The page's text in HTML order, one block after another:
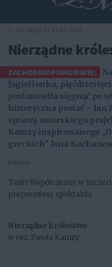
Nierządne
ZACHODNIOPOMORSKIE:
Jagiellonka,
postanowiła sięgnąć po
historyczna postać – Jan
sprawą autorskiego
Kamzy inspirowanego
greckich” Jana
Reklama
Teatr Współczesny w
prapremierę spektaklu
Nierządne królestwo
w reż. Pawła Kamzy